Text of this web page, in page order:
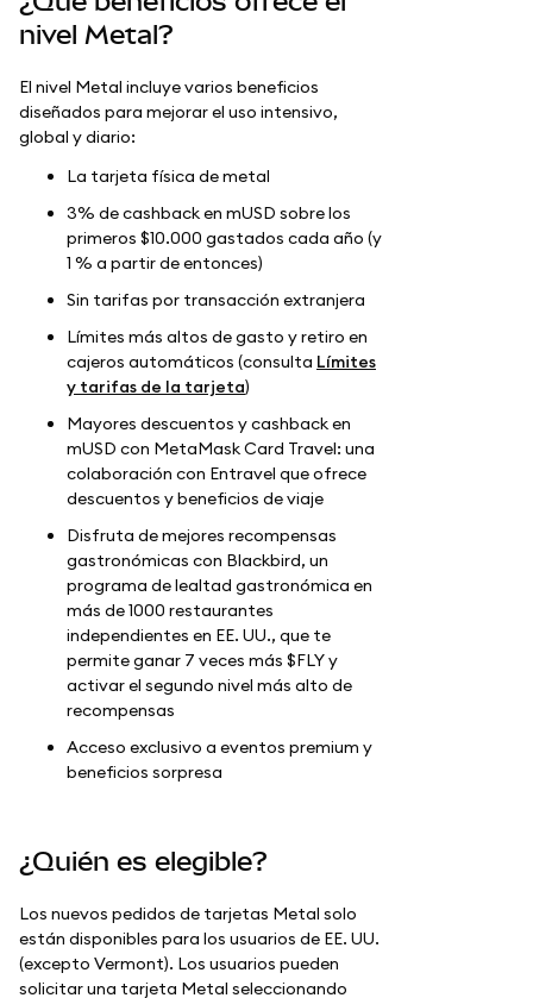
nivel Metal?
El nivel Metal incluye varios beneficios
diseñados para mejorar el uso intensivo,
global y diario:
La tarjeta física de metal
3% de cashback en mUSD sobre los
primeros $10.000 gastados cada año (y
1 % a partir de entonces)
Sin tarifas por transacción extranjera
Límites más altos de gasto y retiro en
cajeros automáticos (consulta Límites
y tarifas de la tarjeta)
Mayores descuentos y cashback en
mUSD con MetaMask Card Travel: una
colaboración con Entravel que ofrece
descuentos y beneficios de viaje
Disfruta de mejores recompensas
gastronómicas con Blackbird, un
programa de lealtad gastronómica en
más de 1000 restaurantes
independientes en EE. UU., que te
permite ganar 7 veces más $FLY y
activar el segundo nivel más alto de
recompensas
Acceso exclusivo a eventos premium y
beneficios sorpresa
¿Quién es elegible?
Los nuevos pedidos de tarjetas Metal solo
están disponibles para los usuarios de EE. UU.
(excepto Vermont). Los usuarios pueden
solicitar una tarjeta Metal seleccionando